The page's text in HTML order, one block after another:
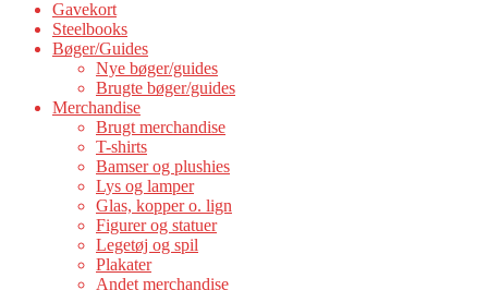
Gavekort
Steelbooks
Bøger/Guides
Nye bøger/guides
Brugte bøger/guides
Merchandise
Brugt merchandise
T-shirts
Bamser og plushies
Lys og lamper
Glas, kopper o. lign
Figurer og statuer
Legetøj og spil
Plakater
Andet merchandise